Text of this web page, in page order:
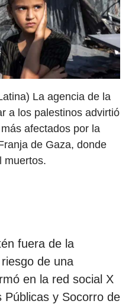
La agencia de la
a los palestinos advirtió
afectados por la
de Gaza, donde
muertos.
fuera de la
de una
en la red social X
y Socorro de